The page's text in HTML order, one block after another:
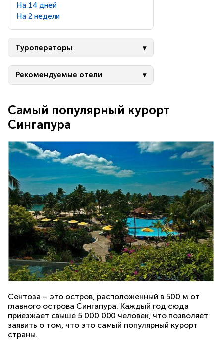
На 14 дней
На 2 недели
Туроператоры
Рекомендуемые отели
Самый популярный курорт
Сингапура
Сентоза – это остров, расположенный в 500 м от
главного острова Сингапура. Каждый год сюда
приезжает свыше 5 000 000 человек, что позволяет
заявить о том, что это самый популярный курорт
страны.